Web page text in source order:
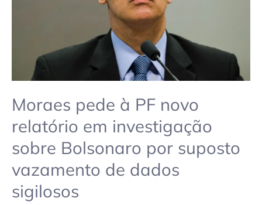
Moraes pede à PF novo
relatório em investigação
sobre Bolsonaro por suposto
vazamento de dados
sigilosos
Bolsonaro
vazamento
dados
sigilosos